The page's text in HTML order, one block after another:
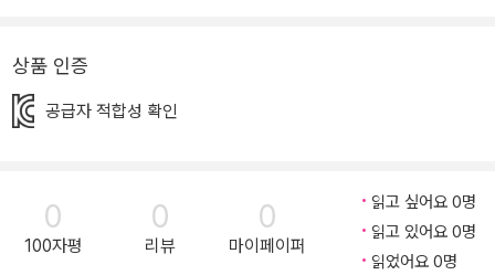
돋보이는 발명 대결을 통해 창의적 사고와 창작 욕구를 높여 주는 최
초의 발명 대결 만화입니다. <내일은 실험왕> 2권에서 출연했던 고
기까지 발로 뛰는 과정을 생생하게 보여 줍니다. 또 주인공들이 스스
로 문제점을 인식하고 해결책을 모색해 가는 과정을 통해 초등학교와
중학교 교과서에 수록된 다양한 과학 이론과 용어를 쉽고 재미있게
상품 인증
공급자 적합성 확인
0
100자평
0
리뷰
0
마이페이퍼
읽고 싶어요 0명
읽고 있어요 0명
읽었어요 0명